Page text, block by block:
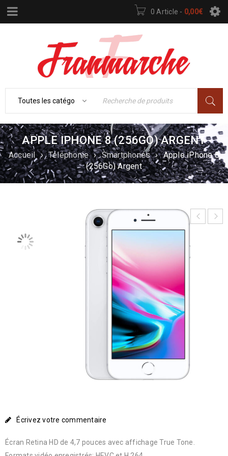
0 Article - 0,00€
APPLE IPHONE 8 (256GO) ARGENT
Accueil › Téléphonie › Smartphones › Apple iPhone 8
(256Go) Argent
Écrivez votre commentaire
Écran Retina HD de 4,7 pouces avec affichage True Tone.